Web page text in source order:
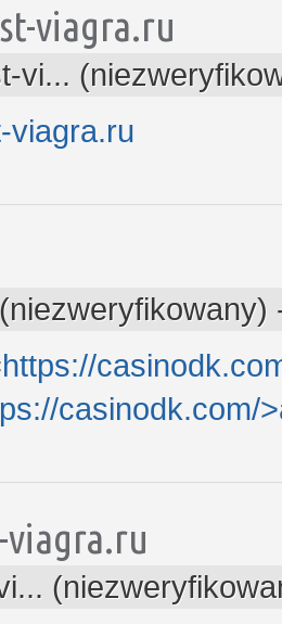
viagra.ru
vi...
viagra.ru
https://
casinodk.com/